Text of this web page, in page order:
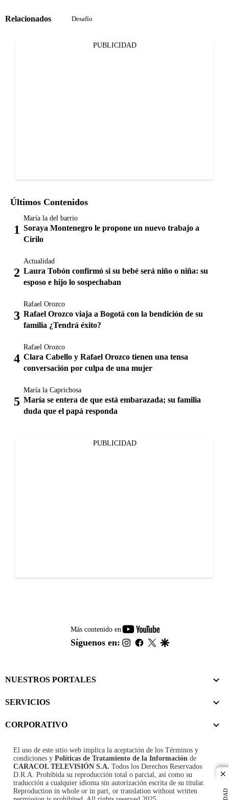
Relacionados Desafío
PUBLICIDAD
Últimos Contenidos
María la del barrio
Soraya Montenegro le propone un nuevo trabajo a
Cirilo
Actualidad
Laura Tobón confirmó si su bebé será niño o niña: su
esposo e hijo lo sospechaban
Rafael Orozco
Rafael Orozco viaja a Bogotá con la bendición de su
familia ¿Tendrá éxito?
Rafael Orozco
Clara Cabello y Rafael Orozco tienen una tensa
conversación por culpa de una mujer
María la Caprichosa
María se entera de que está embarazada; su familia
duda que el papá responda
PUBLICIDAD
Más contenido en
youtube-
footer
Síguenos en: instagram
facebook
twitter
NUESTROS PORTALES
SERVICIOS
CORPORATIVO
El uso de este sitio web implica la aceptación de los Términos y
condiciones y Políticas de Tratamiento de la Información de
CARACOL TELEVISIÓN S.A. Todos los Derechos Reservados
D.R.A. Prohibida su reproducción total o parcial, así como su
traducción a cualquier idioma sin autorización escrita de su titular.
Reproduction in whole or in part, or translation without written